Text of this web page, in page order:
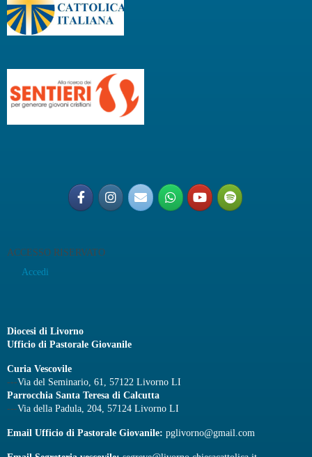
ACCESSO RISERVATO
Accedi
Diocesi di Livorno
Ufficio di Pastorale Giovanile
Curia Vescovile
---Via del Seminario, 61, 57122 Livorno LI
Parrocchia Santa Teresa di Calcutta
---Via della Padula, 204, 57124 Livorno LI
Email Ufficio di Pastorale Giovanile: pglivorno@gmail.com